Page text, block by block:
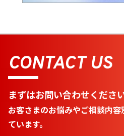
CONTACT US
まずはお問い合わせくださ
お客さまのお悩みやご相談内
ています。